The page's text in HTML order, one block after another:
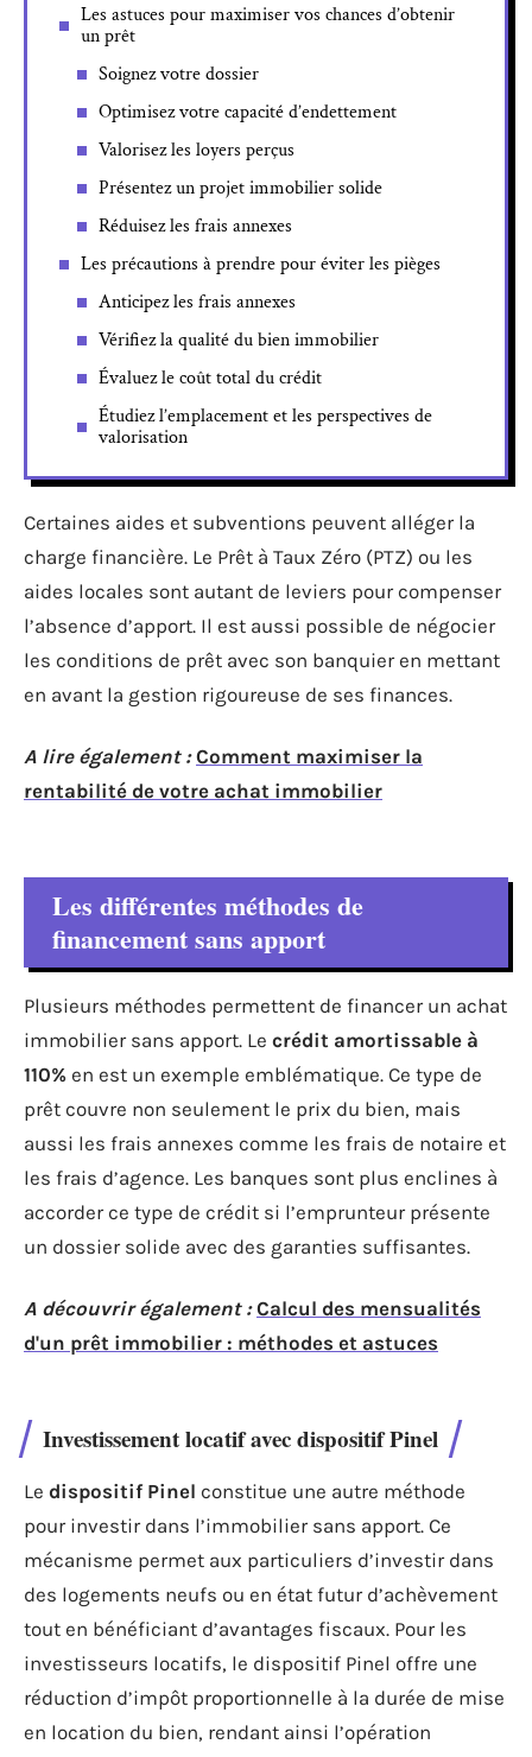
Les astuces pour maximiser vos chances d’obtenir
un prêt
Soignez votre dossier
Optimisez votre capacité d’endettement
Valorisez les loyers perçus
Présentez un projet immobilier solide
Réduisez les frais annexes
Les précautions à prendre pour éviter les pièges
Anticipez les frais annexes
Vérifiez la qualité du bien immobilier
Évaluez le coût total du crédit
Étudiez l’emplacement et les perspectives de
valorisation
Certaines aides et subventions peuvent alléger la
charge financière. Le Prêt à Taux Zéro (PTZ) ou les
aides locales sont autant de leviers pour compenser
l’absence d’apport. Il est aussi possible de négocier
les conditions de prêt avec son banquier en mettant
en avant la gestion rigoureuse de ses finances.
A lire également : Comment maximiser la
rentabilité de votre achat immobilier
Les différentes méthodes de
financement sans apport
Plusieurs méthodes permettent de financer un achat
immobilier sans apport. Le crédit amortissable à
110% en est un exemple emblématique. Ce type de
prêt couvre non seulement le prix du bien, mais
aussi les frais annexes comme les frais de notaire et
les frais d’agence. Les banques sont plus enclines à
accorder ce type de crédit si l’emprunteur présente
un dossier solide avec des garanties suffisantes.
A découvrir également : Calcul des mensualités
d'un prêt immobilier : méthodes et astuces
Investissement locatif avec dispositif Pinel
Le dispositif Pinel constitue une autre méthode
pour investir dans l’immobilier sans apport. Ce
mécanisme permet aux particuliers d’investir dans
des logements neufs ou en état futur d’achèvement
tout en bénéficiant d’avantages fiscaux. Pour les
investisseurs locatifs, le dispositif Pinel offre une
réduction d’impôt proportionnelle à la durée de mise
en location du bien, rendant ainsi l’opération